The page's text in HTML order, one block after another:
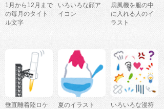
1月から12月まで
の毎月のタイト
ル文字
いろいろな顔ア
イコン
扇風機を服の中
に入れる人のイ
ラスト
垂直離着陸ロケ
夏のイラスト
いろいろな漫符